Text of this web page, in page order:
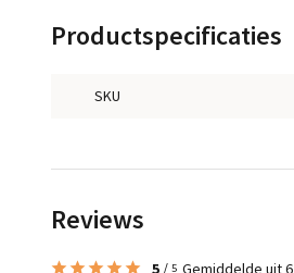
Productspecificaties
SKU
Reviews
5 / 5 Gemiddelde uit